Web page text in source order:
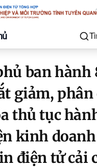
ban hành
giảm, phân
thủ tục
kinh
điện tử cải